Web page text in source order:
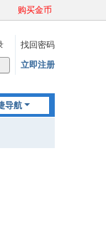
购买金币
找回密码
立即注册
导航